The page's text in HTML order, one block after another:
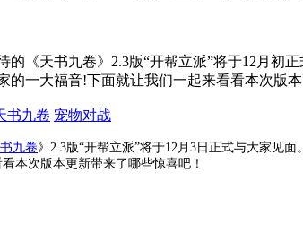
的《天书九卷》2.3版“开帮立派”将于12月初
的一大福音!下面就让我们一起来看看本次版
书九卷 宠物对战
九卷》2.3版“开帮立派”将于12月3日正式与大家见
本次版本更新带来了哪些惊喜吧！